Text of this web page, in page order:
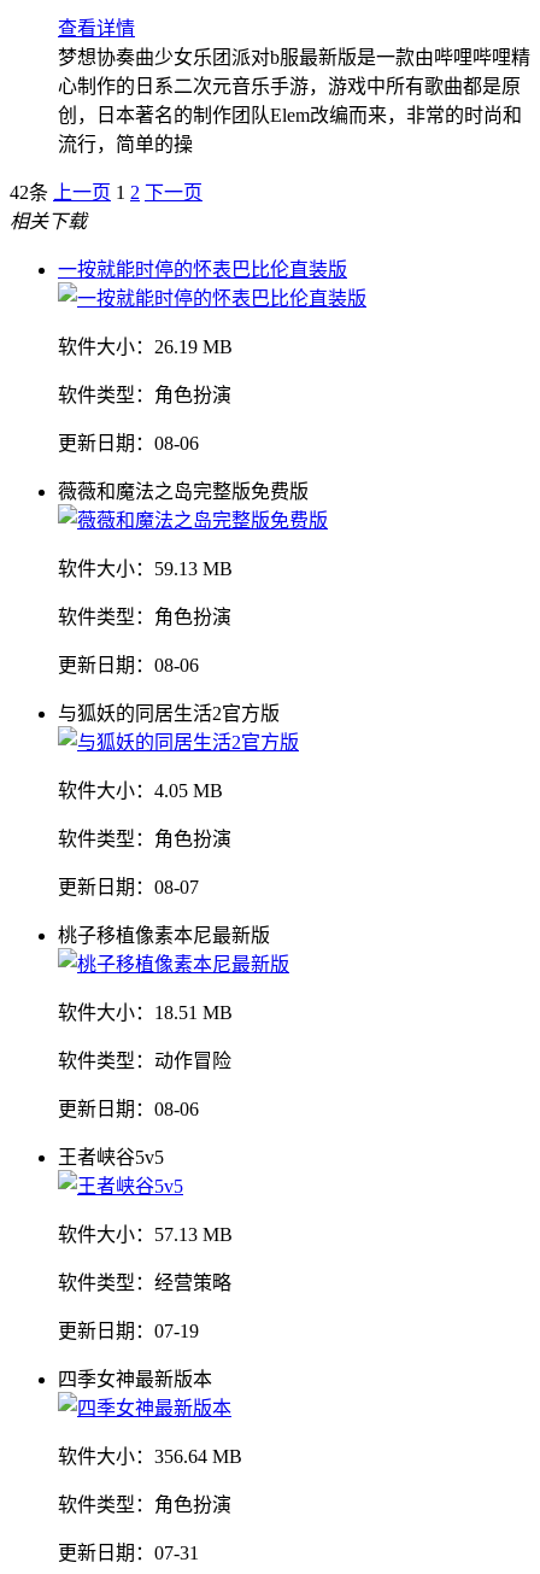
查看详情
梦想协奏曲少女乐团派对b服最新版是一款由哔哩哔哩精
心制作的日系二次元音乐手游，游戏中所有歌曲都是原
创，日本著名的制作团队Elem改编而来，非常的时尚和
流行，简单的操
42条 上一页 1 2 下一页
相关下载
一按就能时停的怀表巴比伦直装版
软件大小： 26.19 MB
软件类型： 角色扮演
更新日期： 08-06
薇薇和魔法之岛完整版免费版
软件大小： 59.13 MB
软件类型： 角色扮演
更新日期： 08-06
与狐妖的同居生活2官方版
软件大小： 4.05 MB
软件类型： 角色扮演
更新日期： 08-07
桃子移植像素本尼最新版
软件大小： 18.51 MB
软件类型： 动作冒险
更新日期： 08-06
王者峡谷5v5
软件大小： 57.13 MB
软件类型： 经营策略
更新日期： 07-19
四季女神最新版本
软件大小： 356.64 MB
软件类型： 角色扮演
更新日期： 07-31